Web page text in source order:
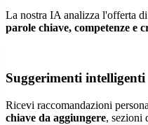
La nostra IA analizza l'offerta
parole chiave, competenze e
Suggerimenti intelligenti
Ricevi raccomandazioni
chiave da aggiungere, sezioni